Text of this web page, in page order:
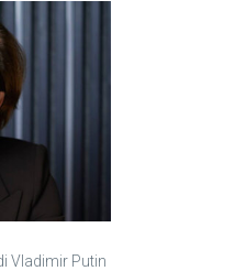
Vladimir Putin